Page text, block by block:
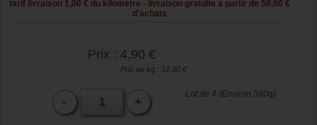
tarif livraison 1,00 € du kilomètre - livraison gratuite à partir de 50,00 €
d'achats
Prix : 4,90 €
Prix au kg : 12,90 €
- +
Lot de 4 (Environ 380g)